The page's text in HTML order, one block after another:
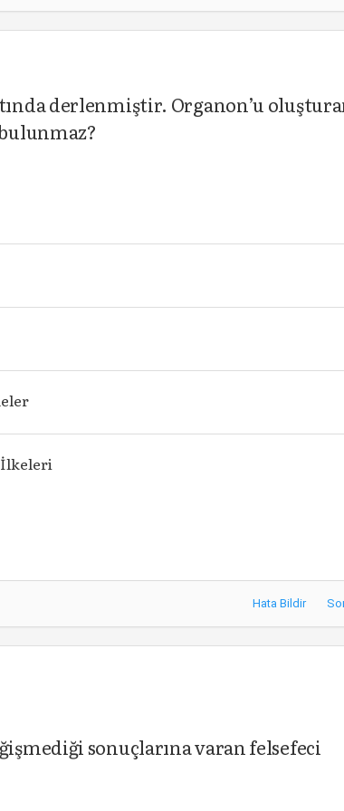
derlenmiştir. Organon’u
İlkeleri
Hata Bildir
sonuçlarına varan felsefeci